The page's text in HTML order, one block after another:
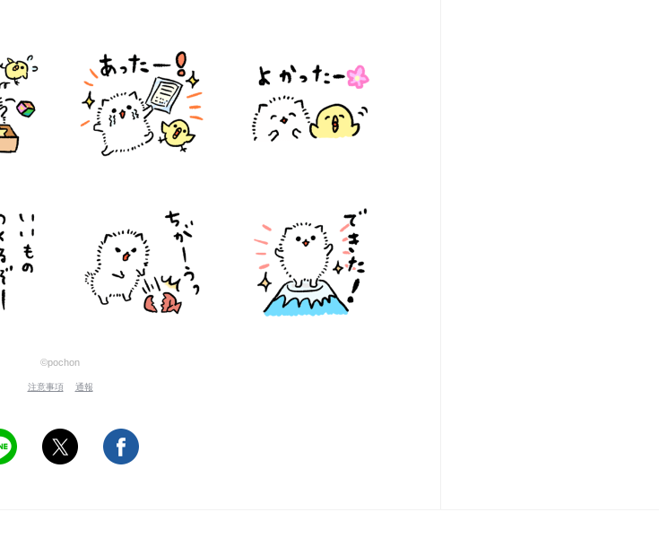
©pochon
注意事項 通報